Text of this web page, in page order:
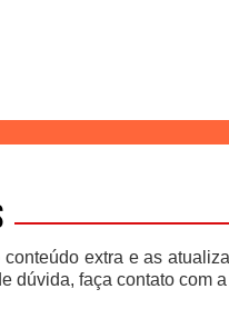
extra e as
dúvida, faça contato com